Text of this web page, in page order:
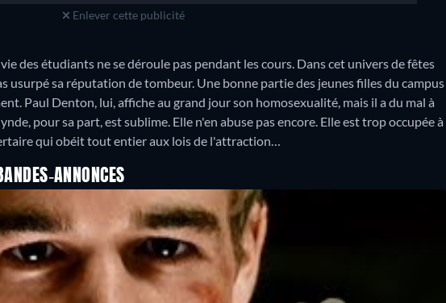
Enlever cette publicité
des étudiants ne se déroule pas pendant les cours. Dans cet univers de fêtes
usurpé sa réputation de tombeur. Une bonne partie des jeunes filles du campus
Paul Denton, lui, affiche au grand jour son homosexualité, mais il a du mal à
pour sa part, est sublime. Elle n'en abuse pas encore. Elle est trop occupée à
qui obéit tout entier aux lois de l'attraction…
ANNONCES